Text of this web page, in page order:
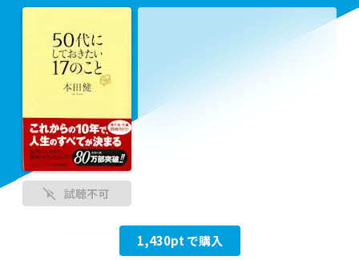
試聴不可
1,430pt で購入